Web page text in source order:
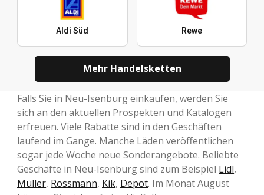
Aldi Süd Rewe
Mehr Handelsketten
Falls Sie in Neu-Isenburg einkaufen, werden Sie
sich an den aktuellen Prospekten und Katalogen
erfreuen. Viele Rabatte sind in den Geschäften
laufend im Gange. Manche Läden veröffentlichen
sogar jede Woche neue Sonderangebote. Beliebte
Geschäfte in Neu-Isenburg sind zum Beispiel Lidl,
Müller, Rossmann, Kik, Depot. Im Monat August